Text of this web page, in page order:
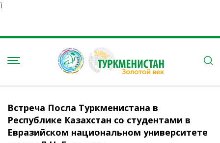
Ï
Встреча Посла Туркменистана в
Республике Казахстан со студентами в
Евразийском национальном университете